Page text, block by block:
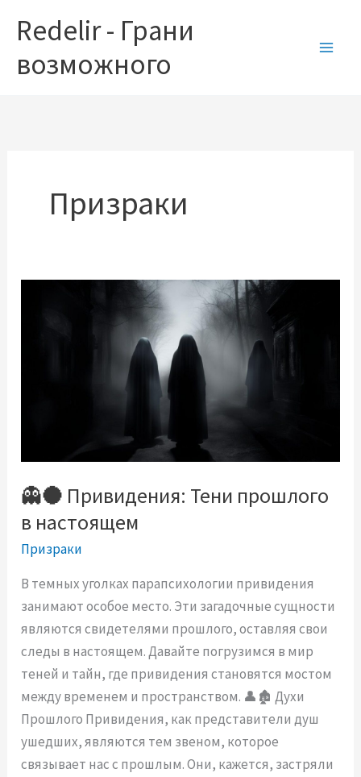
содержимому
Redelir - Грани
возможного
Призраки
👻🌑 Привидения: Тени прошлого
в настоящем
Призраки
В темных уголках парапсихологии привидения
занимают особое место. Эти загадочные сущности
являются свидетелями прошлого, оставляя свои
следы в настоящем. Давайте погрузимся в мир
теней и тайн, где привидения становятся мостом
между временем и пространством. 👤🏚️ Духи
Прошлого Привидения, как представители душ
ушедших, являются тем звеном, которое
связывает нас с прошлым. Они, кажется, застряли